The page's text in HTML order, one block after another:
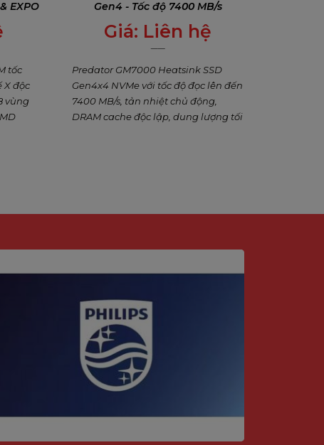
EXPO
tốc
X độc
vùng
Gen4 - Tốc độ 7400 MB/s
Giá: Liên hệ
0₫
Predator GM7000 Heatsink SSD
Gen4x4 NVMe với tốc độ đọc lên đến
7400 MB/s, tản nhiệt chủ động,
DRAM cache độc lập, dung lượng tối